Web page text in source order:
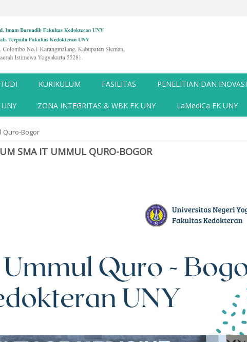
KURIKULUM FASILITAS PENELITIAN DAN INOVASI
ZONA INTEGRITAS & WBK FK UNY LaMediCa FK UNY
Quro-Bogor
SMA IT UMMUL QURO-BOGOR